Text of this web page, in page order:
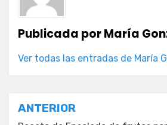
Publicada porMaría
Ver todas las entradas de María
Navegación
ANTERIOR